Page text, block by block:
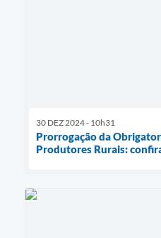
30 DEZ 2024 - 10h31
Prorrogação da
Produtores Rurais: